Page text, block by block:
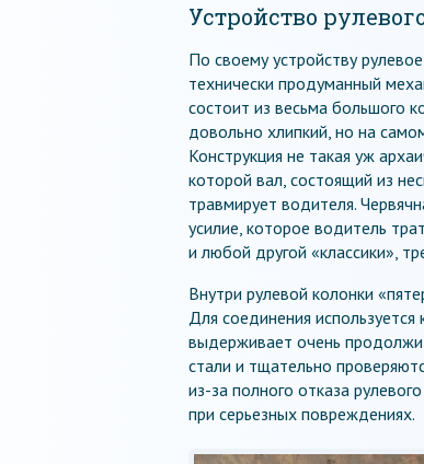
Устройство
По своему устройству
технически продуманный
состоит из весьма большого
довольно хлипкий, но на
Конструкция не такая уж
которой вал, состоящий из
травмирует водителя.
усилие, которое водитель
и любой другой «классики»,
Внутри рулевой колонки
Для соединения
выдерживает очень
стали и тщательно
из-за полного отказа
при серьезных повреждениях.